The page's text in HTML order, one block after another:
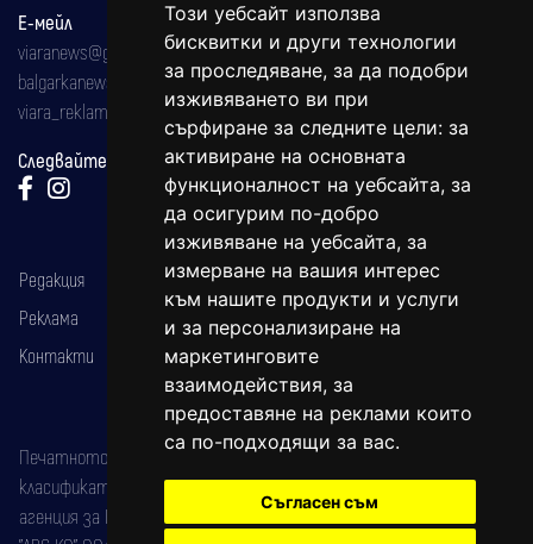
Този уебсайт използва
бисквитки и други технологии
за проследяване, за да подобри
изживяването ви при
сърфиране за следните цели: за
активиране на основната
функционалност на уебсайта, за
да осигурим по-добро
изживяване на уебсайта, за
измерване на вашия интерес
към нашите продукти и услуги
и за персонализиране на
маркетинговите
взаимодействия, за
предоставяне на реклами които
са по-подходящи за вас.
Съгласен съм
Е-мейл
viaranews@gmail.com
balgarkanews@gmail.com
viara_reklama@mail.bg
Следвайте ни:
Редакция
Реклама
Контакти
Печатното издание на вестника е регистрирано в националния
класификатор на печатните издания (Българска национална
агенция за ISSN) под номер: ISSN 1312-4722.